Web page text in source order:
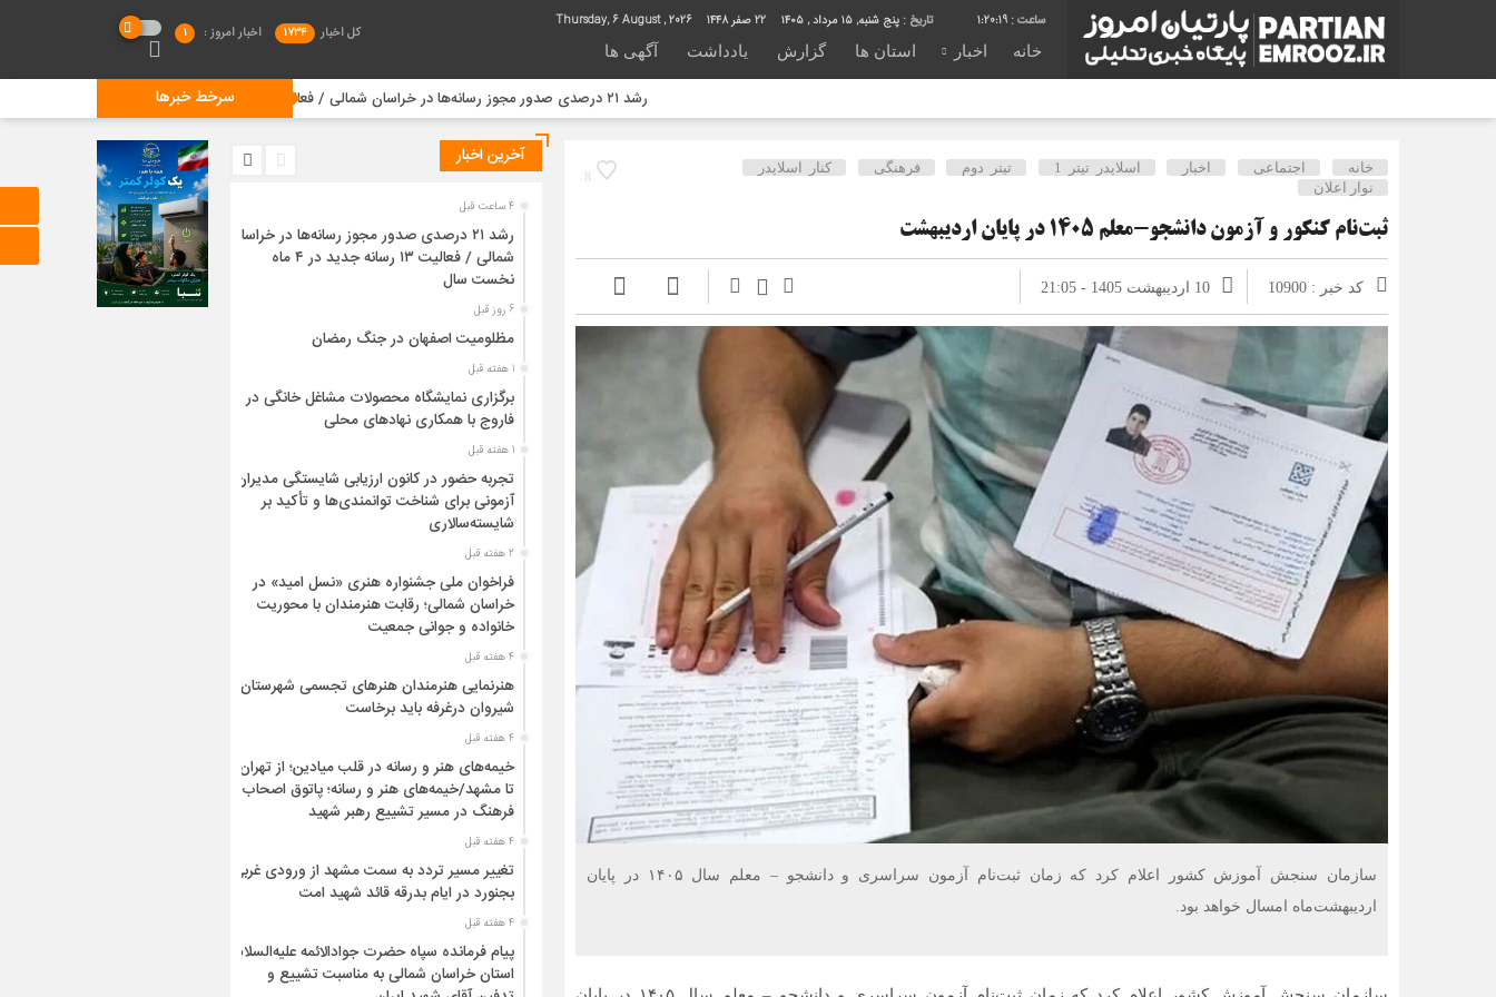
1:20:19 تاریخ : پنج شنبه, ۱۵ مرداد , ۱۴۰۵ 22 صفر 1448
Thursday, 6 August , 2026
خانه
اخبار استان ها گزارش یادداشت آگهی ها
کل اخبار 1734 اخبار امروز : 1
سرخط خبرها
8
خانه اجتماعی اخبار اسلایدر تیتر 1 تیتر دوم فرهنگی
کنار اسلایدر
نوار اعلان
ثبت‌نام کنکور و آزمون دانشجو-معلم ۱۴۰۵ در پایان اردیبهشت
کد خبر : 10900 10 اردیبهشت 1405 - 21:05
سازمان سنجش آموزش کشور اعلام کرد که زمان ثبت‌نام آزمون سراسری و دانشجو – معلم سال ۱۴۰۵ در پایان
اردیبهشت‌ماه امسال خواهد بود.
آخرین اخبار
4 ساعت قبل
رشد ۲۱ درصدی صدور مجوز رسانه‌ها در خراسان
شمالی / فعالیت ۱۳ رسانه جدید در ۴ ماه
نخست سال
6 روز قبل
مظلومیت اصفهان در جنگ رمضان
1 هفته قبل
برگزاری نمایشگاه محصولات مشاغل خانگی در
فاروج با همکاری نهادهای محلی
1 هفته قبل
تجربه حضور در کانون ارزیابی شایستگی مدیران؛
آزمونی برای شناخت توانمندی‌ها و تأکید بر
شایسته‌سالاری
2 هفته قبل
فراخوان ملی جشنواره هنری «نسل امید» در
خراسان شمالی؛ رقابت هنرمندان با محوریت
خانواده و جوانی جمعیت
4 هفته قبل
هنرنمایی هنرمندان هنرهای تجسمی شهرستان
شیروان درغرفه باید برخاست
4 هفته قبل
خیمه‌های هنر و رسانه در قلب میادین؛ از تهران
تا مشهد/خیمه‌های هنر و رسانه؛ پاتوق اصحاب
فرهنگ در مسیر تشییع رهبر شهید
4 هفته قبل
تغییر مسیر تردد به سمت مشهد از ورودی غربی
بجنورد در ایام بدرقه قائد شهید امت
4 هفته قبل
پیام فرمانده سپاه حضرت جوادالائمه علیه‌السلام
استان خراسان شمالی به مناسبت تشییع و